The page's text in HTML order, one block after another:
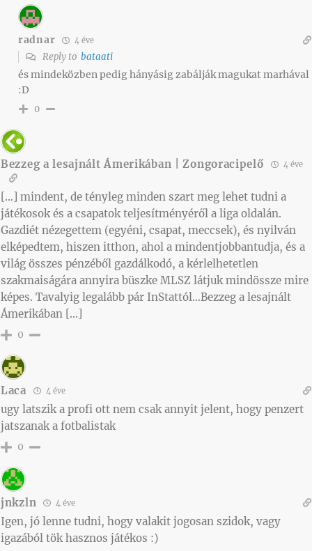
radnar 4 éve
Reply to bataati
és mindeközben pedig hányásig zabálják magukat marhával
:D
0
Bezzeg a lesajnált Ámerikában | Zongoracipelő 4 éve
[…] mindent, de tényleg minden szart meg lehet tudni a
játékosok és a csapatok teljesítményéről a liga oldalán.
Gazdiét nézegettem (egyéni, csapat, meccsek), és nyilván
elképedtem, hiszen itthon, ahol a mindentjobbantudja, és a
világ összes pénzéből gazdálkodó, a kérlelhetetlen
szakmaiságára annyira büszke MLSZ látjuk mindössze mire
képes. Tavalyig legalább pár InStattól…Bezzeg a lesajnált
Ámerikában […]
0
Laca 4 éve
ugy latszik a profi ott nem csak annyit jelent, hogy penzert
jatszanak a fotbalistak
0
jnkzln 4 éve
Igen, jó lenne tudni, hogy valakit jogosan szidok, vagy
igazából tök hasznos játékos :)